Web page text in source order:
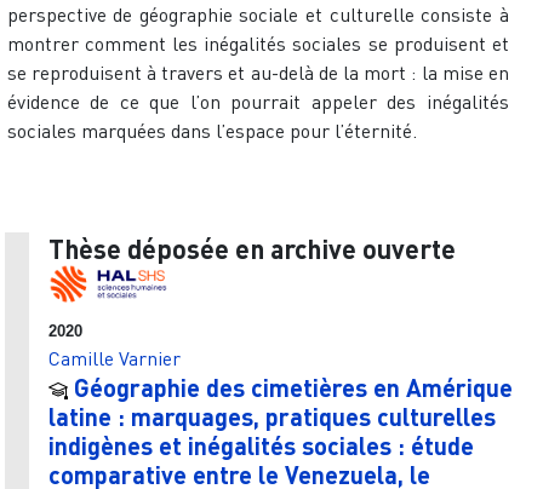
perspective de géographie sociale et culturelle consiste à
montrer comment les inégalités sociales se produisent et
se reproduisent à travers et au-delà de la mort : la mise en
évidence de ce que l’on pourrait appeler des inégalités
sociales marquées dans l’espace pour l’éternité.
Thèse déposée en archive ouverte
2020
Camille Varnier
Géographie des cimetières en Amérique
latine : marquages, pratiques culturelles
indigènes et inégalités sociales : étude
comparative entre le Venezuela, le